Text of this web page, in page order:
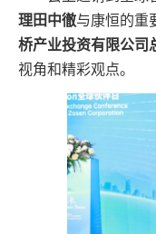
理田中徹与康恒的
桥产业投资有限公司
视角和精彩观点。